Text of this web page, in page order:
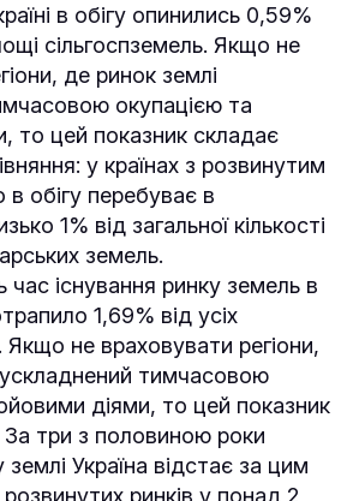
в обігу опинились 0,59%
сільгоспземель. Якщо не
де ринок землі
окупацією та
то цей показник складає
у країнах з розвинутим
обігу перебуває в
1% від загальної кількості
земель.
час існування ринку земель в
1,69% від усіх
Якщо не враховувати регіони,
тимчасовою
діями, то цей показник
три з половиною роки
землі Україна відстає за цим
ринків у понад 2